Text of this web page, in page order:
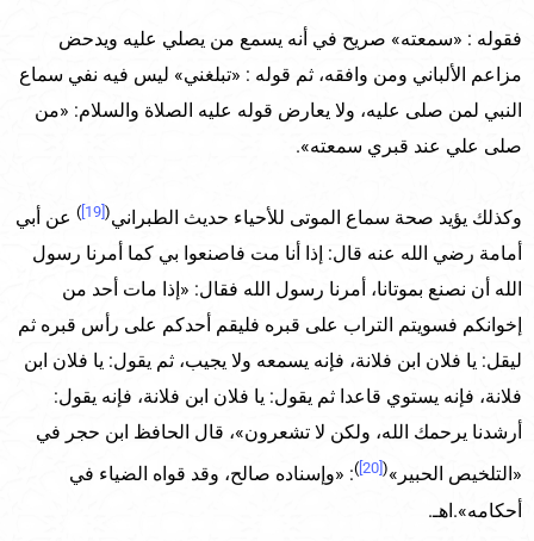
فقوله : «سمعته» صريح في أنه يسمع من يصلي عليه ويدحض
مزاعم الألباني ومن وافقه، ثم قوله : «تبلغني» ليس فيه نفي سماع
النبي لمن صلى عليه، ولا يعارض قوله عليه الصلاة والسلام: «من
صلى علي عند قبري سمعته».
وكذلك يؤيد صحة سماع الموتى للأحياء حديث الطبراني(
) عن أبي
أمامة رضي الله عنه قال: إذا أنا مت فاصنعوا بي كما أمرنا رسول
الله أن نصنع بموتانا، أمرنا رسول الله فقال: «إذا مات أحد من
إخوانكم فسويتم التراب على قبره فليقم أحدكم على رأس قبره ثم
ليقل: يا فلان ابن فلانة، فإنه يسمعه ولا يجيب، ثم يقول: يا فلان ابن
فلانة، فإنه يستوي قاعدا ثم يقول: يا فلان ابن فلانة، فإنه يقول:
أرشدنا يرحمك الله، ولكن لا تشعرون»، قال الحافظ ابن حجر في
«التلخيص الحبير»(
): «وإسناده صالح، وقد قواه الضياء في
أحكامه».اهـ.